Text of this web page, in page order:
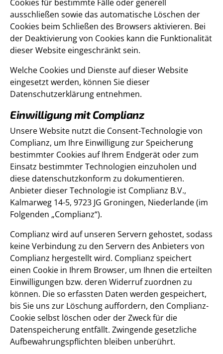
Cookies für bestimmte Fälle oder generell
ausschließen sowie das automatische Löschen der
Cookies beim Schließen des Browsers aktivieren. Bei
der Deaktivierung von Cookies kann die Funktionalität
dieser Website eingeschränkt sein.
Welche Cookies und Dienste auf dieser Website
eingesetzt werden, können Sie dieser
Datenschutzerklärung entnehmen.
Einwilligung mit Complianz
Unsere Website nutzt die Consent-Technologie von
Complianz, um Ihre Einwilligung zur Speicherung
bestimmter Cookies auf Ihrem Endgerät oder zum
Einsatz bestimmter Technologien einzuholen und
diese datenschutzkonform zu dokumentieren.
Anbieter dieser Technologie ist Complianz B.V.,
Kalmarweg 14-5, 9723 JG Groningen, Niederlande (im
Folgenden „Complianz“).
Complianz wird auf unseren Servern gehostet, sodass
keine Verbindung zu den Servern des Anbieters von
Complianz hergestellt wird. Complianz speichert
einen Cookie in Ihrem Browser, um Ihnen die erteilten
Einwilligungen bzw. deren Widerruf zuordnen zu
können. Die so erfassten Daten werden gespeichert,
bis Sie uns zur Löschung auffordern, den Complianz-
Cookie selbst löschen oder der Zweck für die
Datenspeicherung entfällt. Zwingende gesetzliche
Aufbewahrungspflichten bleiben unberührt.